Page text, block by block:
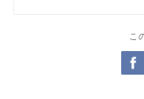
こ